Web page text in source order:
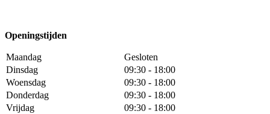
Openingstijden
Maandag
Gesloten
Dinsdag
09:30 - 18:00
Woensdag
09:30 - 18:00
Donderdag
09:30 - 18:00
Vrijdag
09:30 - 18:00